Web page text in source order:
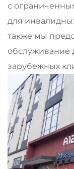
с
для
также мы
обслуживание
зарубежных